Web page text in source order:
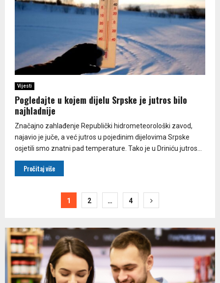
Vijesti
Pogledajte u kojem dijelu Srpske je jutros bilo
najhladnije
Značajno zahlađenje Republički hidrometeorološki zavod,
najavio je juče, a već jutros u pojedinim dijelovima Srpske
osjetili smo znatni pad temperature. Tako je u Driniću jutros...
Pročitaj više
Paginacija
1 2 … 4